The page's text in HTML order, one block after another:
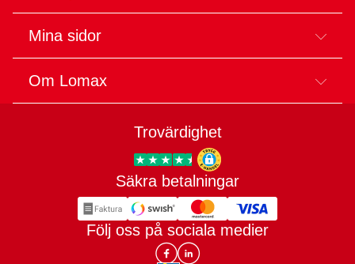
Mina sidor
Om Lomax
Trovärdighet
Trygg E-handel
Säkra betalningar
Följ oss på sociala medier
Lomax DK Facebook
Lomax SE LinkIn